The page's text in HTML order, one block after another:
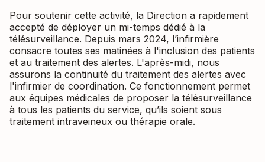
Pour soutenir cette activité, la Direction a rapidement
accepté de déployer un mi-temps dédié à la
télésurveillance. Depuis mars 2024, l’infirmière
consacre toutes ses matinées à l'inclusion des patients
et au traitement des alertes. L'après-midi, nous
assurons la continuité du traitement des alertes avec
l'infirmier de coordination. Ce fonctionnement permet
aux équipes médicales de proposer la télésurveillance
à tous les patients du service, qu’ils soient sous
traitement intraveineux ou thérapie orale.